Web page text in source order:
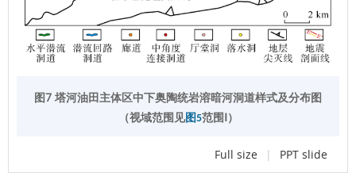
图7 塔河油田主体区中下奥陶统岩溶暗河洞道样式及分布图
（视域范围见图5范围Ⅰ）
Full size | PPT slide